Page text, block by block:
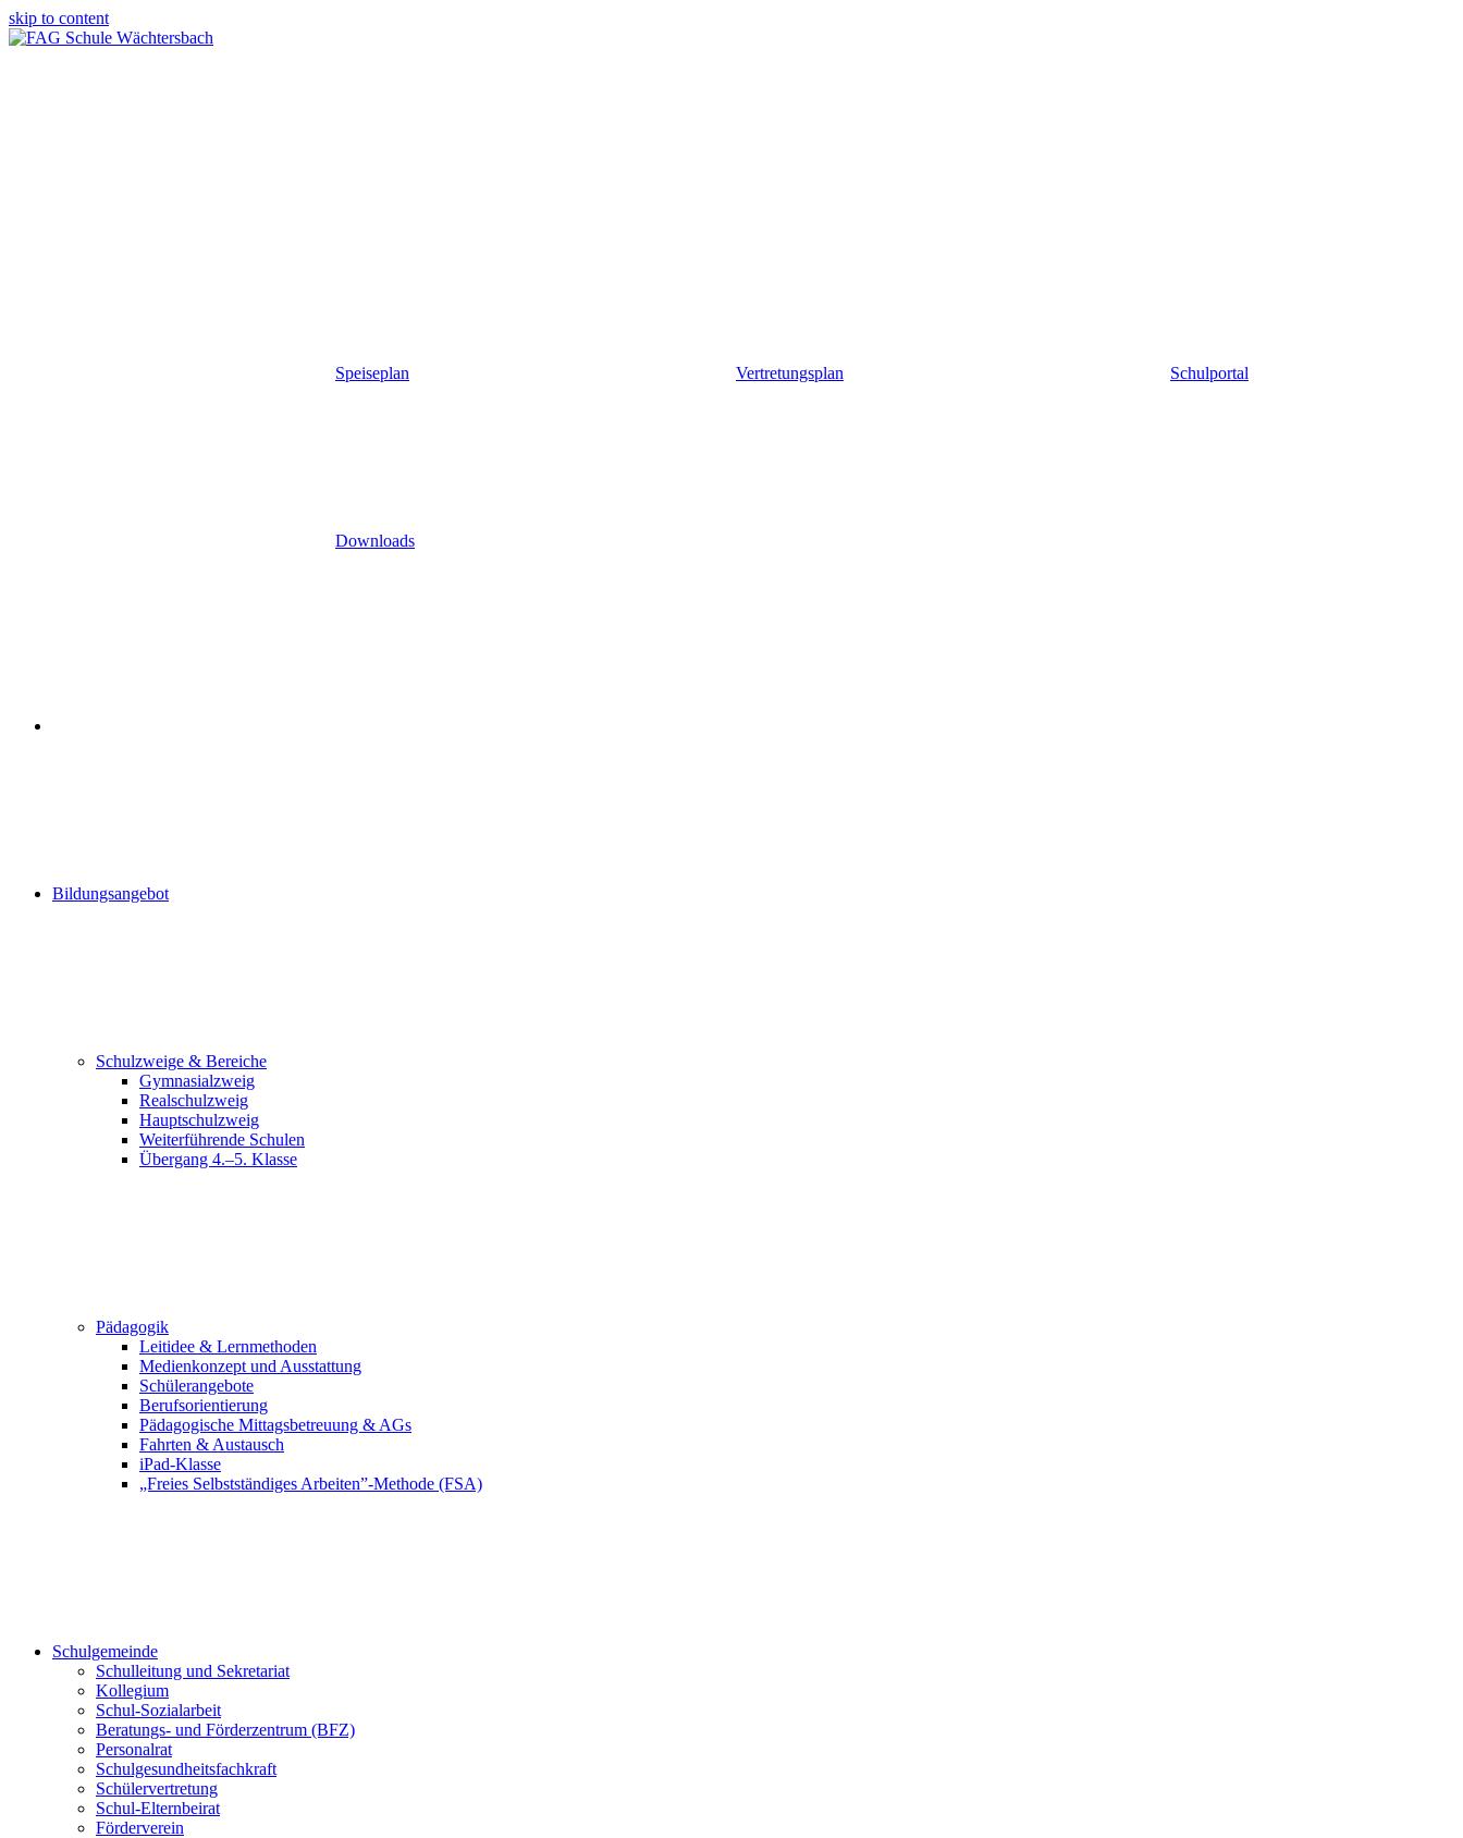
skip to content
Speiseplan Vertretungsplan Schulportal
Downloads
Bildungsangebot
Schulzweige & Bereiche
Gymnasialzweig
Realschulzweig
Hauptschulzweig
Weiterführende Schulen
Übergang 4.–5. Klasse
Pädagogik
Leitidee & Lernmethoden
Medienkonzept und Ausstattung
Schülerangebote
Berufsorientierung
Pädagogische Mittagsbetreuung & AGs
Fahrten & Austausch
iPad-Klasse
„Freies Selbstständiges Arbeiten”-Methode (FSA)
Schulgemeinde
Schulleitung und Sekretariat
Kollegium
Schul-Sozialarbeit
Beratungs- und Förderzentrum (BFZ)
Personalrat
Schulgesundheitsfachkraft
Schülervertretung
Schul-Elternbeirat
Förderverein